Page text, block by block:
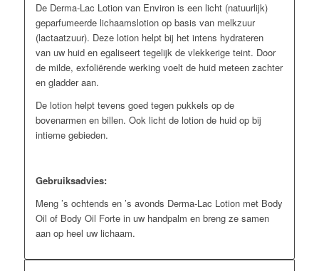
De Derma-Lac Lotion van Environ is een licht (natuurlijk)
geparfumeerde lichaamslotion op basis van melkzuur
(lactaatzuur). Deze lotion helpt bij het intens hydrateren
van uw huid en egaliseert tegelijk de vlekkerige teint. Door
de milde, exfoliërende werking voelt de huid meteen zachter
en gladder aan.
De lotion helpt tevens goed tegen pukkels op de
bovenarmen en billen. Ook licht de lotion de huid op bij
intieme gebieden.
Gebruiksadvies:
Meng ’s ochtends en ’s avonds Derma-Lac Lotion met Body
Oil of Body Oil Forte in uw handpalm en breng ze samen
aan op heel uw lichaam.